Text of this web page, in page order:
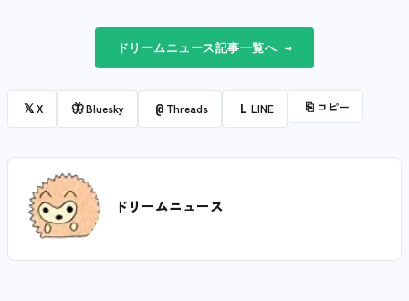
ドリームニュース記事一覧へ →
𝕏X 🦋Bluesky @ Threads L LINE ⎘ コピー
ドリームニュース